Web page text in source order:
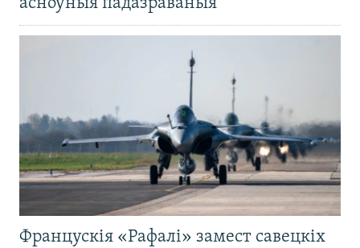
асноўныя падазраваныя
Францускія «Рафалі» замест савецкіх